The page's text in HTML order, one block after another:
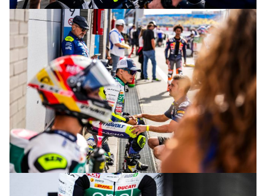
© M. Tormo & P. Diaz
© M. Tormo & P. Diaz